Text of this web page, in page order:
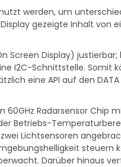
werden, um
gezeigte Inhalt
Screen Display)
I2C-Schnittstelle.
eine API auf den
Radarsensor
Betriebs-
Lichtsensoren
steuern
Darüber hinaus